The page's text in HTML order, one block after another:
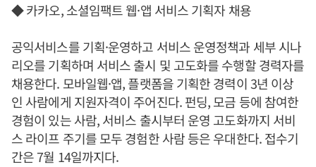
◆ 카카오, 소셜임팩트 웹·앱 서비스 기획자 채용
공익서비스를 기획·운영하고 서비스 운영정책과 세부 시나
리오를 기획하며 서비스 출시 및 고도화를 수행할 경력자를
채용한다. 모바일웹·앱, 플랫폼을 기획한 경력이 3년 이상
인 사람에게 지원자격이 주어진다. 펀딩, 모금 등에 참여한
경험이 있는 사람, 서비스 출시부터 운영 고도화까지 서비
스 라이프 주기를 모두 경험한 사람 등은 우대한다. 접수기
간은 7월 14일까지다.